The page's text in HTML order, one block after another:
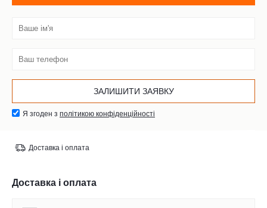
Я згоден з політикою конфіденційності
Доставка і оплата
Доставка і оплата